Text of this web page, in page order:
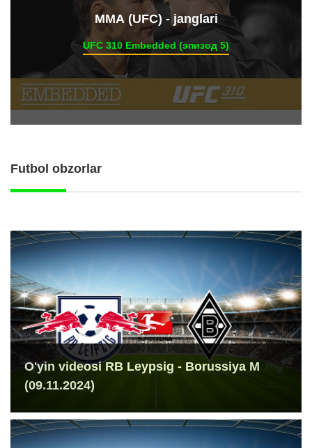
ММА (UFC) - janglari
UFC 310 Embedded (эпизод 5)
Futbol obzorlar
O'yin videosi RB Leypsig - Borussiya M
(09.11.2024)